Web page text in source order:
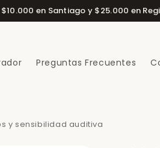
en Santiago y $25.000 en
Preguntas Frecuentes
y sensibilidad auditiva